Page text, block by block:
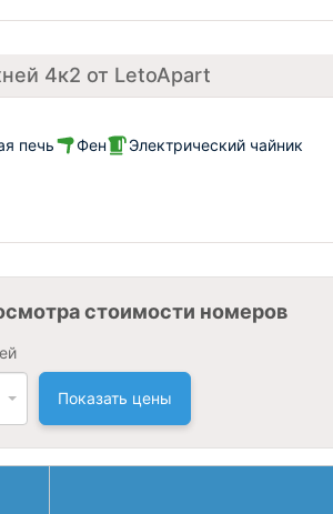
4к2 от LetoApart
печь Фен Электрический чайник
стоимости номеров
Показать цены